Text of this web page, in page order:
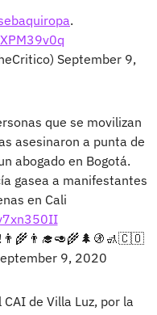
.
September 9,
que se movilizan
asesinaron a punta de
abogado en Bogotá.
gasea a manifestantes
en Cali
9, 2020
de Villa Luz, por la